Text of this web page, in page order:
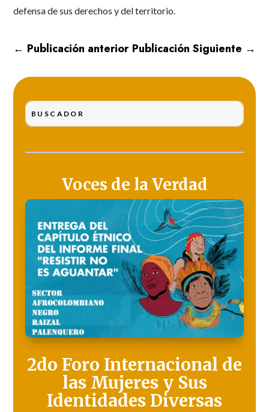
defensa de sus derechos y del territorio.
← Publicación anterior Publicación Siguiente →
Voces de la Verdad
2do Foro Internacional de
las Mujeres y Sus
Identidades Diversas